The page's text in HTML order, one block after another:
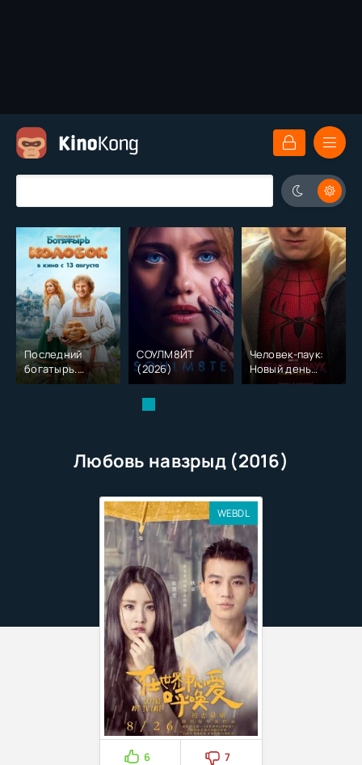
Последний
богатырь.
Колобок (2026)
СОУЛМ8ЙТ
(2026)
Человек-паук:
Новый день
(2026)
Любовь навзрыд (2016)
WEBDL
6
7